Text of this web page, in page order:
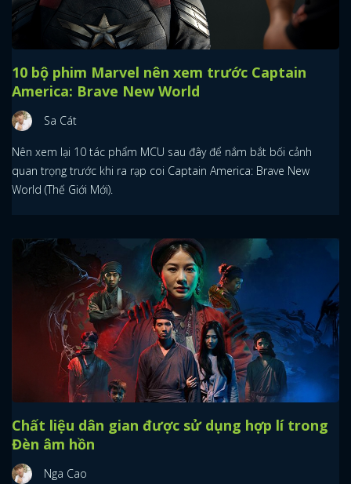
10 bộ phim Marvel nên xem trước Captain
America: Brave New World
Sa Cát
Nên xem lại 10 tác phẩm MCU sau đây để nắm bắt bối cảnh
quan trọng trước khi ra rạp coi Captain America: Brave New
World (Thế Giới Mới).
Chất liệu dân gian được sử dụng hợp lí trong
Đèn âm hồn
Nga Cao